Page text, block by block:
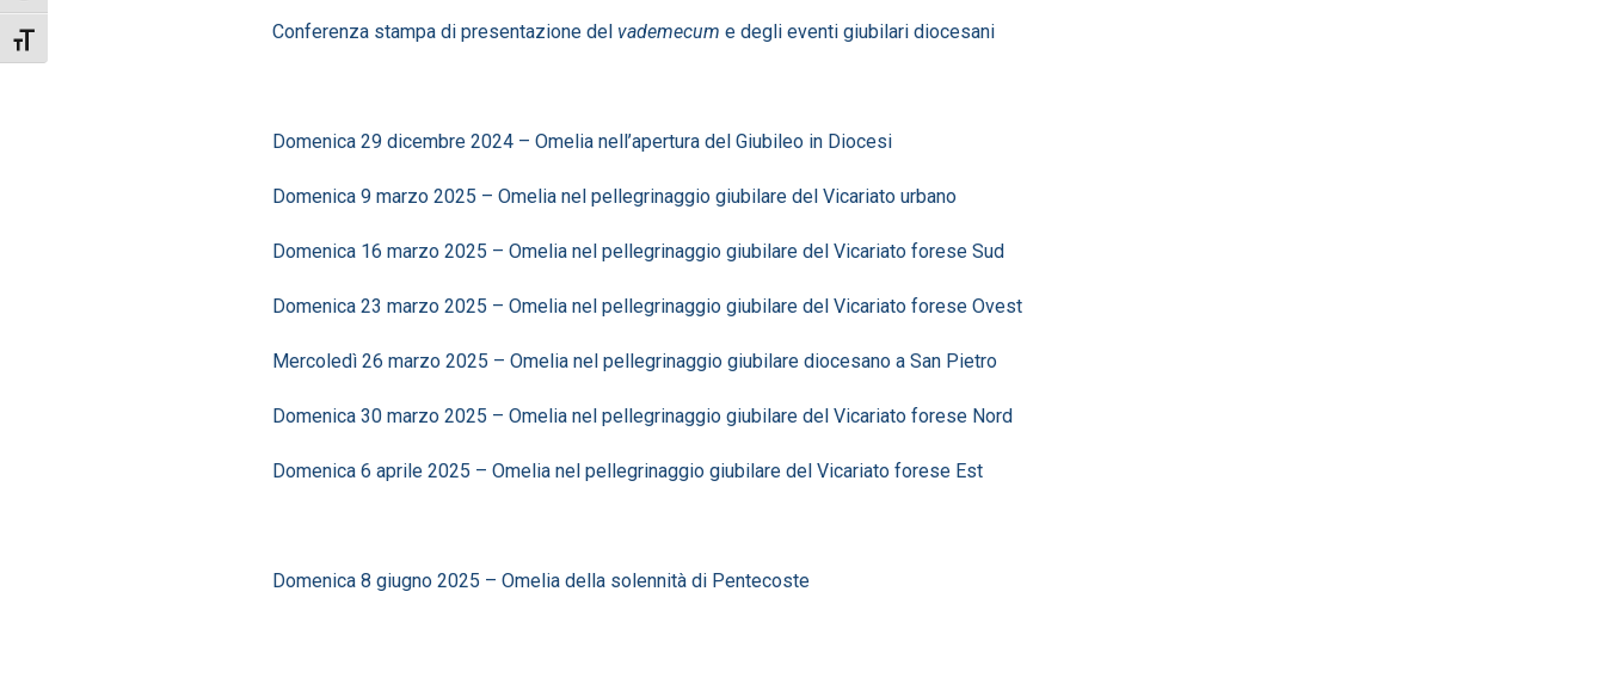
Attiva/disattiva dimensione testo
Conferenza stampa di presentazione del vademecum e degli eventi giubilari diocesani
Domenica 29 dicembre 2024 – Omelia nell’apertura del Giubileo in Diocesi
Domenica 9 marzo 2025 – Omelia nel pellegrinaggio giubilare del Vicariato urbano
Domenica 16 marzo 2025 – Omelia nel pellegrinaggio giubilare del Vicariato forese Sud
Domenica 23 marzo 2025 – Omelia nel pellegrinaggio giubilare del Vicariato forese Ovest
Mercoledì 26 marzo 2025 – Omelia nel pellegrinaggio giubilare diocesano a San Pietro
Domenica 30 marzo 2025 – Omelia nel pellegrinaggio giubilare del Vicariato forese Nord
Domenica 6 aprile 2025 – Omelia nel pellegrinaggio giubilare del Vicariato forese Est
Domenica 8 giugno 2025 – Omelia della solennità di Pentecoste